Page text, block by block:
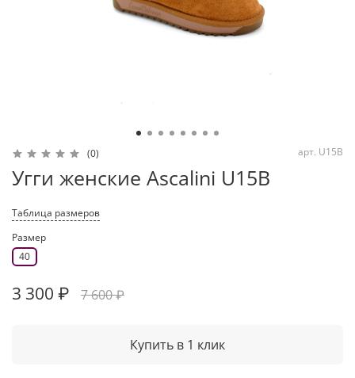
(0) арт. U15B
Угги женские Ascalini U15B
Таблица размеров
Размер
40
3 300 ₽ 7 600 ₽
Купить в 1 клик